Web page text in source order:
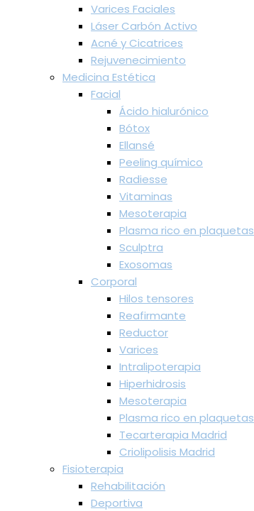
Varices Faciales
Láser Carbón Activo
Acné y Cicatrices
Rejuvenecimiento
Medicina Estética
Facial
Ácido hialurónico
Bótox
Ellansé
Peeling químico
Radiesse
Vitaminas
Mesoterapia
Plasma rico en plaquetas
Sculptra
Exosomas
Corporal
Hilos tensores
Reafirmante
Reductor
Varices
Intralipoterapia
Hiperhidrosis
Mesoterapia
Plasma rico en plaquetas
Tecarterapia Madrid
Criolipolisis Madrid
Fisioterapia
Rehabilitación
Deportiva